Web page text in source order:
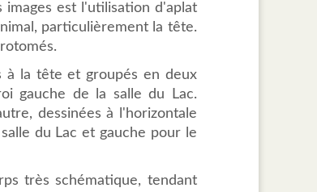
images est l'utilisation d'aplat
particulièrement la tête.
à la tête et groupés en deux
gauche de la salle du Lac.
dessinées à l'horizontale
du Lac et gauche pour le
très schématique, tendant